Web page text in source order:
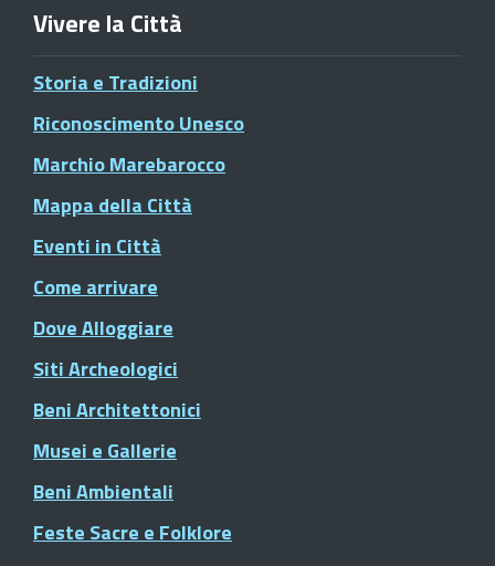
Vivere la Città
Storia e Tradizioni
Riconoscimento Unesco
Marchio Marebarocco
Mappa della Città
Eventi in Città
Come arrivare
Dove Alloggiare
Siti Archeologici
Beni Architettonici
Musei e Gallerie
Beni Ambientali
Feste Sacre e Folklore